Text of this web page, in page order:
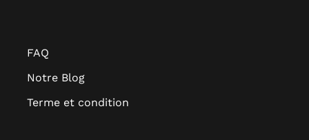
FAQ
Notre Blog
Terme et condition